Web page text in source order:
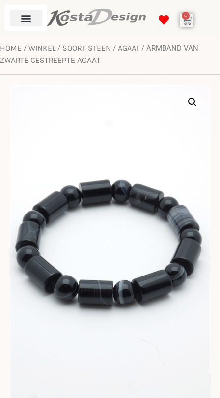
0
HOME / WINKEL/ SOORT STEEN / AGAAT / ARMBAND VAN
ZWARTE GESTREEPTE AGAAT